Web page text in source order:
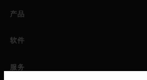
产品
软件
服务